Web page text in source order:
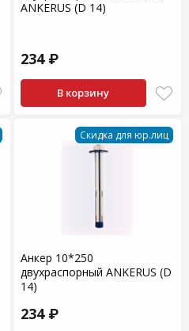
ANKERUS (D 14)
234 ₽
В корзину
Скидка для юр.лиц
Анкер 10*250
двухраспорный ANKERUS (D
14)
234 ₽